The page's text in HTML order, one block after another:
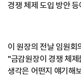
경쟁 체제 도입 방안
이 원장의 전날 임원회
"금감원장이 경쟁 체
생각은 어떤지 얘기해